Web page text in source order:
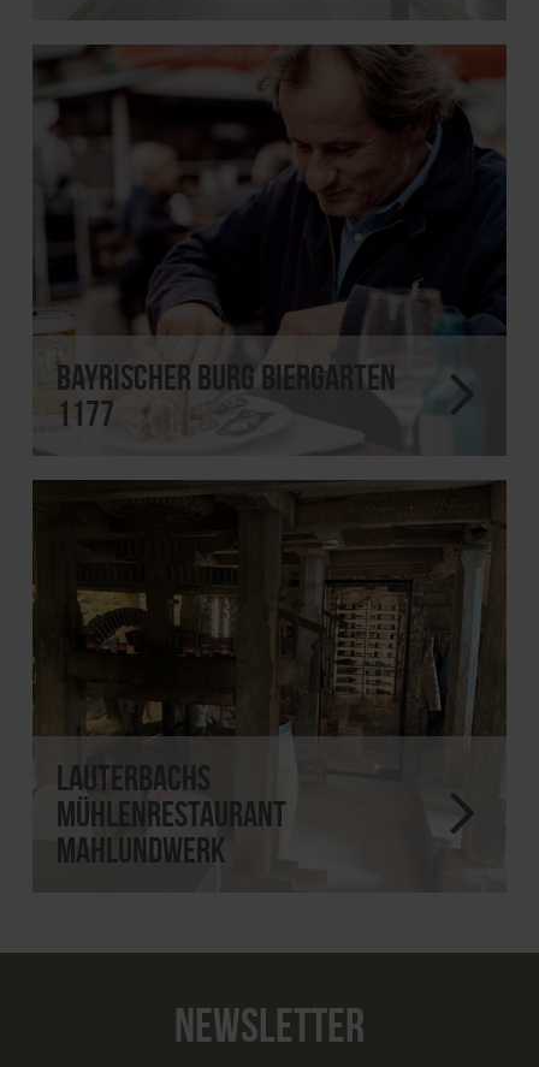
Bayrischer Burg Biergarten
1177
Lauterbachs
Mühlenrestaurant
MahlundWerk
NEWSLETTER